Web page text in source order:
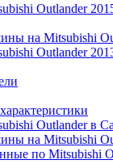
Outlander
на Mitsubishi
Outlander
Outlander в
на Mitsubishi
по Mitsubishi